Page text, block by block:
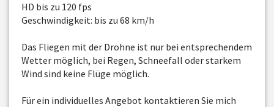
HD bis zu 120 fps
Geschwindigkeit: bis zu 68 km/h
Das Fliegen mit der Drohne ist nur bei entsprechendem
Wetter möglich, bei Regen, Schneefall oder starkem
Wind sind keine Flüge möglich.
Für ein individuelles Angebot kontaktieren Sie mich